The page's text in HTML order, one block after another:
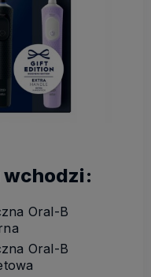
wchodzi:
Oral-B
Oral-B